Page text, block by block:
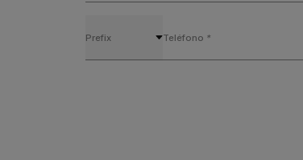
Prefix Teléfono *